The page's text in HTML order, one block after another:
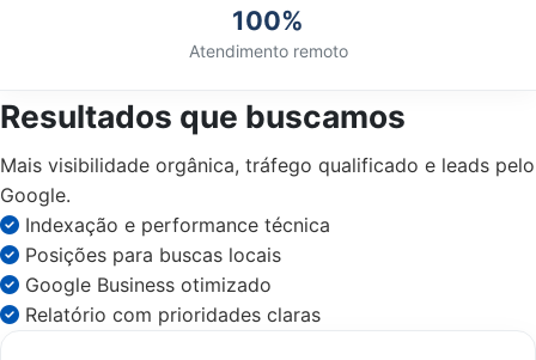
100%
Atendimento remoto
Resultados que buscamos
Mais visibilidade orgânica, tráfego qualificado e leads pelo
Google.
Indexação e performance técnica
Posições para buscas locais
Google Business otimizado
Relatório com prioridades claras